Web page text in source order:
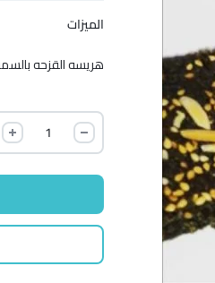
الميزات
هريسه القزحه